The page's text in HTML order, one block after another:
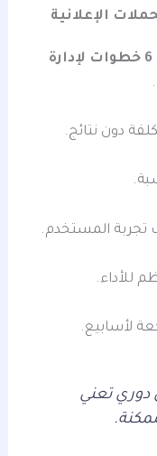
الإعلانية
6 خطوات لإدارة
.
دون نتائج.
المستخدم.
للأداء.
لأسابيع.
دوري تعني